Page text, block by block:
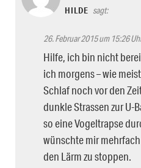
HILDE sagt:
26. Februar 2015 um 15:26
Hilfe, ich bin nicht
ich morgens – wie
Schlaf noch vor den
dunkle Strassen zur U-
so eine Vogeltrapse
wünschte mir
den Lärm zu stoppen.